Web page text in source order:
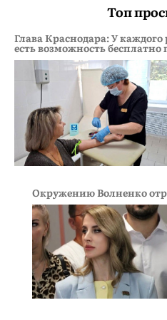
Топ
Глава Краснодара: У
есть возможность
Окружению Волненко